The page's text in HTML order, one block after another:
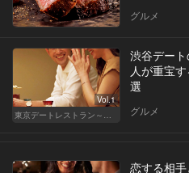
グルメ
Vol.1
東京デートレストラン～日常編～
渋谷デー
人が重宝
選
グルメ
恋する相